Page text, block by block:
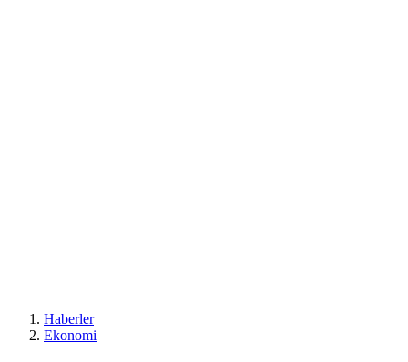
Haberler
Ekonomi